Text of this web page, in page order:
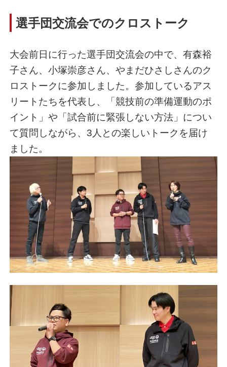
選手団交流会でのクロストーク
大会前日に行った選手団交流会の中で、有森裕
子さん、小塚崇彦さん、やまだひさしさんのク
ロストークに参加しました。参加しているアス
リートたちを代表し、「競技前の準備運動のポ
イント」や「試合前に緊張しない方法」につい
て質問しながら、3人との楽しいトークを届け
ました。